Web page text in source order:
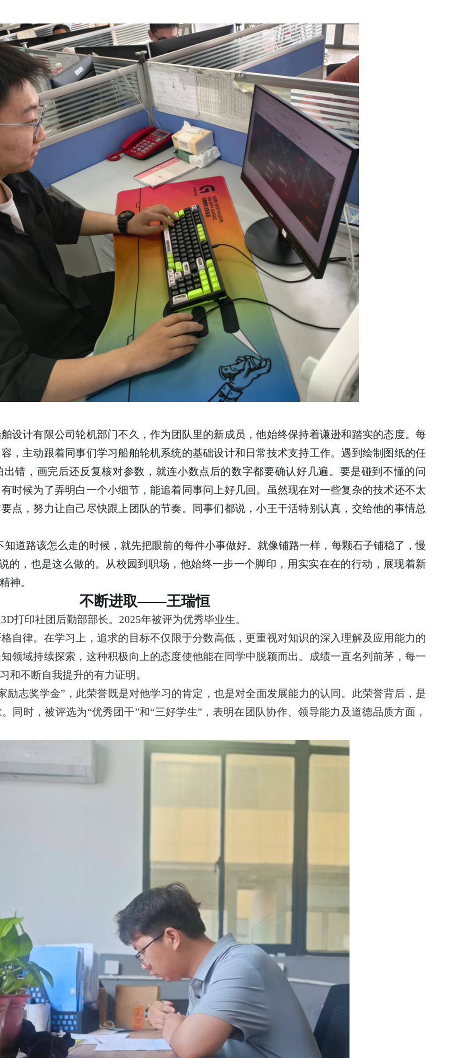
设计有限公司轮机部门不久，作为团队里的新成员，他始终保持着谦逊和踏实的态度。每
，主动跟着同事们学习船舶轮机系统的基础设计和日常技术支持工作。遇到绘制图纸的任
错，画完后还反复核对参数，就连小数点后的数字都要确认好几遍。要是碰到不懂的问
时候为了弄明白一个小细节，能追着同事问上好几回。虽然现在对一些复杂的技术还不太
点，努力让自己尽快跟上团队的节奏。同事们都说，小王干活特别认真，交给他的事情总
知道路该怎么走的时候，就先把眼前的每件小事做好。就像铺路一样，每颗石子铺稳了，慢
的，也是这么做的。从校园到职场，他始终一步一个脚印，用实实在在的行动，展现着新
神。
不断进取——王瑞恒
打印社团后勤部部长。 2025年被评为优秀毕业生。
自律。在学习上 ，追求的目标不仅限于分数高低，更重视对知识的深入理解及应用能力的
领域持续探索，这种积极向上的态度使他能在同学中脱颖而出。成绩一直名列前茅，每一
和不断自我提升的有力证明。
励志奖学金”，此荣誉既是对他学习的肯定，也是对全面发展能力的认同。此荣誉背后，是
同时，被评选为“优秀团干”和“三好学生”，表明在团队协作、领导能力及道德品质方面，